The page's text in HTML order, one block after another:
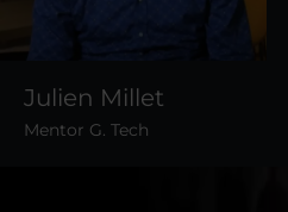
Julien Millet
Mentor G. Tech